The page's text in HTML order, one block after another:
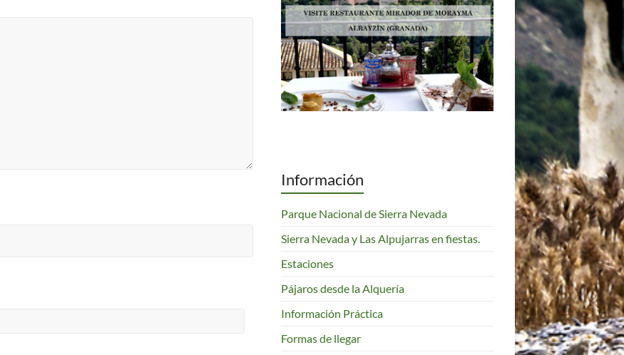
Información
Parque Nacional de Sierra Nevada
Sierra Nevada y Las Alpujarras en fiestas.
Estaciones
Pájaros desde la Alquería
Información Práctica
Formas de llegar